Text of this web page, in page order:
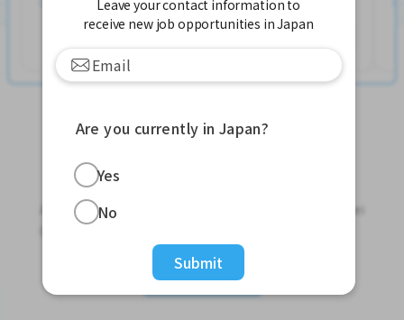
查看更多
Jobs For Foreigners In Japan
Apply for Part-Time Jobs, Full-Time Jobs and Tokutei
Get Started
Leave your contact information to
receive new job opportunities in Japan
Are you currently in Japan?
Yes
No
Submit